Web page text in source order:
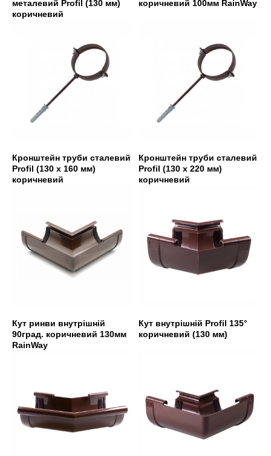
металевий Profil (130 мм)
коричневий
коричневий 100мм RainWay
Кронштейн труби сталевий
Profil (130 х 160 мм)
коричневий
Кронштейн труби сталевий
Profil (130 х 220 мм)
коричневий
Кут ринви внутрішній
90град. коричневий 130мм
RainWay
Кут внутрішній Profil 135°
коричневий (130 мм)